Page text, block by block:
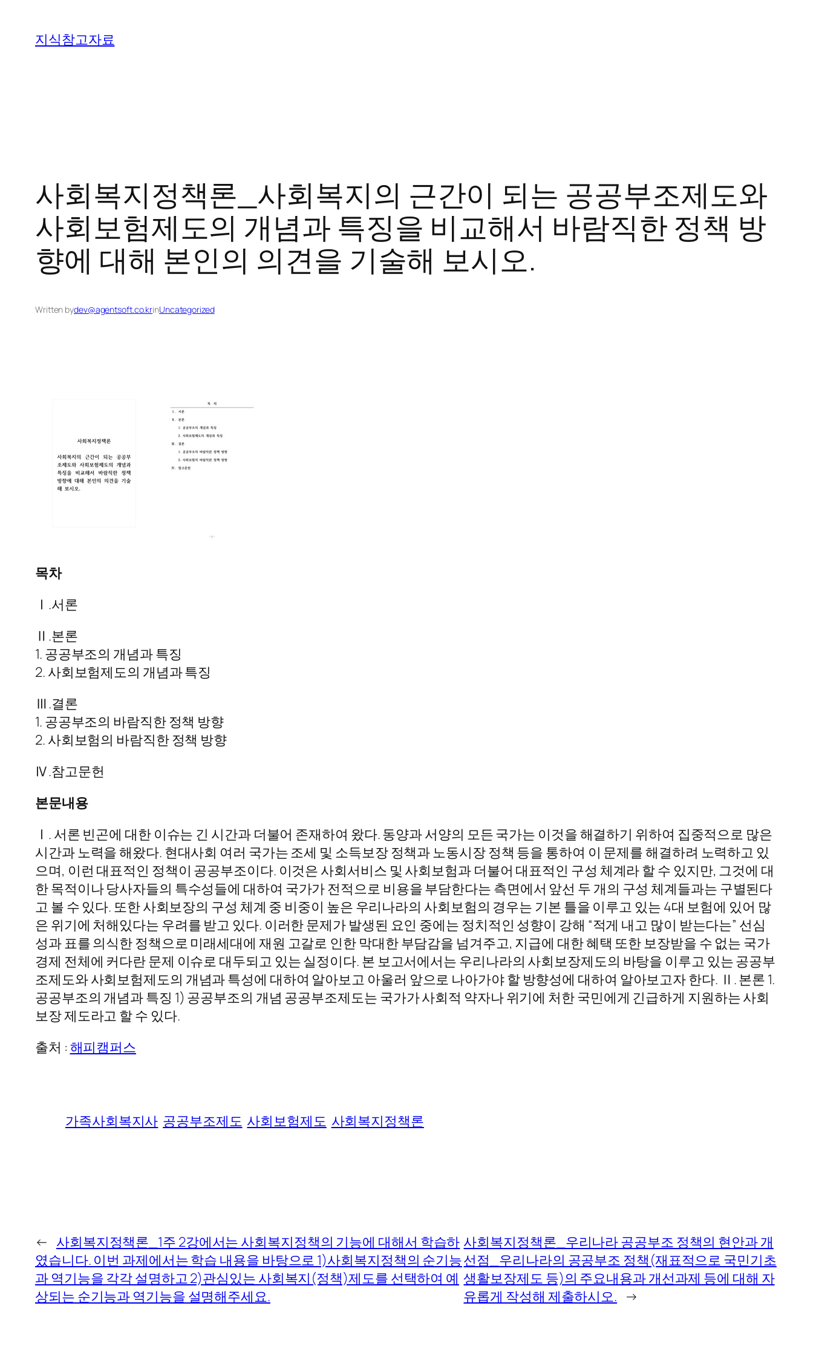
지식참고자료
사회복지정책론_사회복지의 근간이 되는 공공부조제도와
사회보험제도의 개념과 특징을 비교해서 바람직한 정책 방
향에 대해 본인의 의견을 기술해 보시오.
Written bydev@agentsoft.co.krinUncategorized
목차
Ⅰ.서론
Ⅱ.본론
1. 공공부조의 개념과 특징
2. 사회보험제도의 개념과 특징
Ⅲ.결론
1. 공공부조의 바람직한 정책 방향
2. 사회보험의 바람직한 정책 방향
Ⅳ.참고문헌
본문내용
Ⅰ. 서론 빈곤에 대한 이슈는 긴 시간과 더불어 존재하여 왔다. 동양과 서양의 모든 국가는 이것을 해결하기 위하여 집중적으로 많은
시간과 노력을 해왔다. 현대사회 여러 국가는 조세 및 소득보장 정책과 노동시장 정책 등을 통하여 이 문제를 해결하려 노력하고 있
으며, 이런 대표적인 정책이 공공부조이다. 이것은 사회서비스 및 사회보험과 더불어 대표적인 구성 체계라 할 수 있지만, 그것에 대
한 목적이나 당사자들의 특수성들에 대하여 국가가 전적으로 비용을 부담한다는 측면에서 앞선 두 개의 구성 체계들과는 구별된다
고 볼 수 있다. 또한 사회보장의 구성 체계 중 비중이 높은 우리나라의 사회보험의 경우는 기본 틀을 이루고 있는 4대 보험에 있어 많
은 위기에 처해있다는 우려를 받고 있다. 이러한 문제가 발생된 요인 중에는 정치적인 성향이 강해 “적게 내고 많이 받는다는” 선심
성과 표를 의식한 정책으로 미래세대에 재원 고갈로 인한 막대한 부담감을 넘겨주고, 지급에 대한 혜택 또한 보장받을 수 없는 국가
경제 전체에 커다란 문제 이슈로 대두되고 있는 실정이다. 본 보고서에서는 우리나라의 사회보장제도의 바탕을 이루고 있는 공공부
조제도와 사회보험제도의 개념과 특성에 대하여 알아보고 아울러 앞으로 나아가야 할 방향성에 대하여 알아보고자 한다. Ⅱ. 본론 1.
공공부조의 개념과 특징 1) 공공부조의 개념 공공부조제도는 국가가 사회적 약자나 위기에 처한 국민에게 긴급하게 지원하는 사회
보장 제도라고 할 수 있다.
출처 : 해피캠퍼스
가족사회복지사 공공부조제도 사회보험제도 사회복지정책론
← 사회복지정책론_1주 2강에서는 사회복지정책의 기능에 대해서 학습하
였습니다. 이번 과제에서는 학습 내용을 바탕으로 1)사회복지정책의 순기능
과 역기능을 각각 설명하고 2)관심있는 사회복지(정책)제도를 선택하여 예
상되는 순기능과 역기능을 설명해주세요.
사회복지정책론_우리나라 공공부조 정책의 현안과 개
선점_우리나라의 공공부조 정책(재표적으로 국민기초
생활보장제도 등)의 주요내용과 개선과제 등에 대해 자
유롭게 작성해 제출하시오. →